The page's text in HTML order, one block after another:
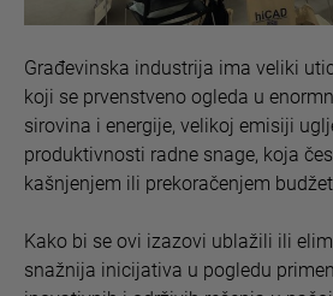
Građevinska industrija ima veliki
koji se prvenstveno ogleda u
sirovina i energije, velikoj emisiji
produktivnosti radne snage, koja
kašnjenjem ili prekoračenjem
Kako bi se ovi izazovi ublažili ili
snažnija inicijativa u pogledu